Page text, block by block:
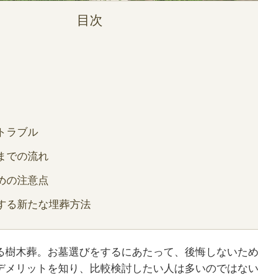
ラブル
での流れ
の注意点
る新たな埋葬方法
木葬。お墓選びをするにあたって、後悔しないた
メリットを知り、比較検討したい人は多いのではな